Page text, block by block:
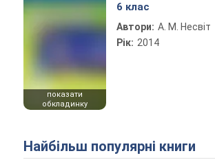
показати
обкладинку
6 клас
Автори: А. М. Несвіт
Рік: 2014
Найбільш популярні книги